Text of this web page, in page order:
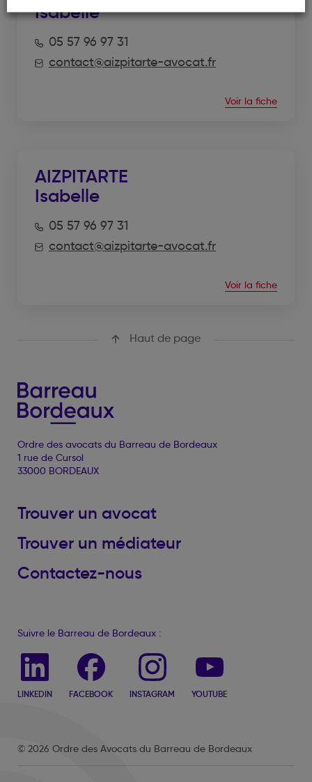
Isabelle
05 57 96 97 31
contact@aizpitarte-avocat.fr
Voir la fiche
AIZPITARTE
Isabelle
05 57 96 97 31
contact@aizpitarte-avocat.fr
Voir la fiche
Haut de page
Ordre des avocats du Barreau de Bordeaux
1 rue de Cursol
33000 BORDEAUX
Trouver un avocat
Trouver un médiateur
Contactez-nous
Suivre le Barreau de Bordeaux :
LINKEDIN FACEBOOK INSTAGRAM YOUTUBE
© 2026 Ordre des Avocats du Barreau de Bordeaux